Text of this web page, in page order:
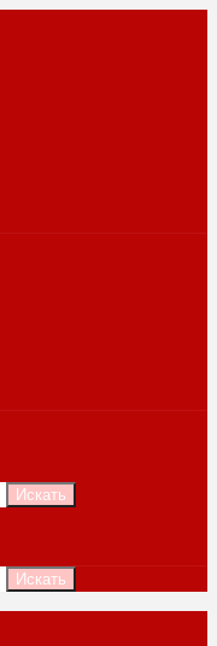
Искать
Искать